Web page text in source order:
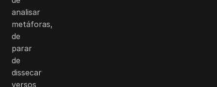
analisar
metáforas,
de
parar
de
dissecar
versos